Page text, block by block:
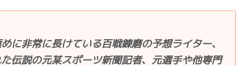
に非常に長けている百戦錬磨の予想ライター、
伝説の元某スポーツ新聞記者、元選手や他専門